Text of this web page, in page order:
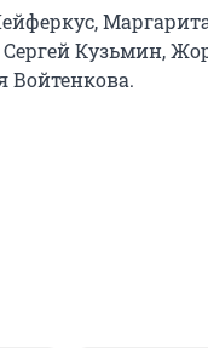
Кузьмин,
Войтенкова.